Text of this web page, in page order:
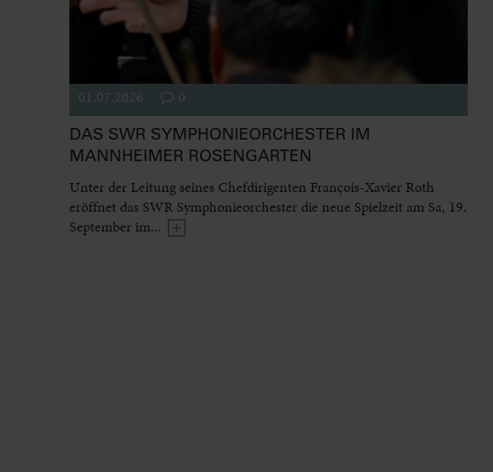
01.07.2026 0
DAS SWR SYMPHONIEORCHESTER IM
MANNHEIMER ROSENGARTEN
Unter der Leitung seines Chefdirigenten François-Xavier Roth
eröffnet das SWR Symphonieorchester die neue Spielzeit am Sa, 19.
September im...